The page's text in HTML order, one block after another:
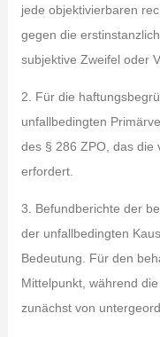
jede objektivierbaren
gegen die
subjektive Zweifel oder
2. Für die
unfallbedingten
des § 286 ZPO, das die
erfordert.
3. Befundberichte der
der unfallbedingten
Bedeutung. Für den
Mittelpunkt, während
zunächst von